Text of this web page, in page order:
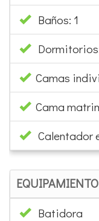
Baños: 1
Camas
Cama
Calentador
EQUIPAMIENTO
Batidora